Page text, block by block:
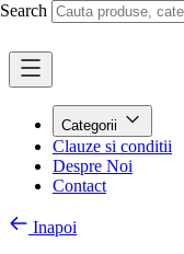
Search
Categorii
Clauze si conditii
Despre Noi
Contact
Inapoi